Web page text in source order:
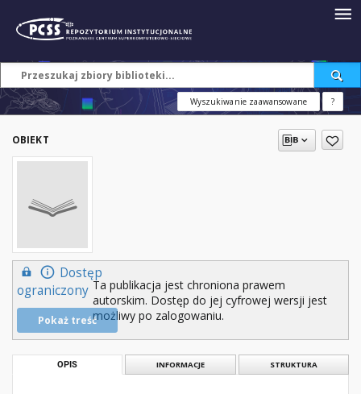
Wyszukiwanie zaawansowane ?
OBIEKT
Dostęp
ograniczony
Pokaż treść
Ta publikacja jest chroniona prawem
autorskim. Dostęp do jej cyfrowej wersji jest
możliwy po zalogowaniu.
OPIS INFORMACJE STRUKTURA